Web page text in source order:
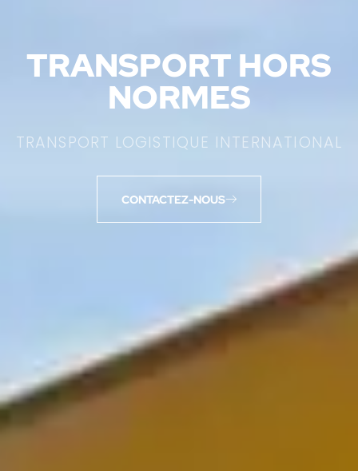
TRANSPORT HORS
NORMES
TRANSPORT LOGISTIQUE INTERNATIONAL
CONTACTEZ-NOUS